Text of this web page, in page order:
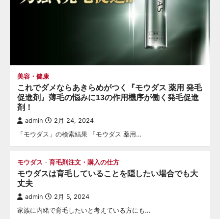
美容・健康
これでダメならあきらめがつく『モウダス 薬用 発毛
促進剤』薄毛の悩みに13の作用機序が働く発毛促進
剤！
admin 2月 24, 2024
「モウダス」の検索結果 『モウダス 薬用…
モウダス 育毛剤注文・購入の仕方
モウダスは育毛していることを隠したい場合でも大
丈夫
admin 2月 5, 2024
家族に内緒で育毛したいと考えている方にも…